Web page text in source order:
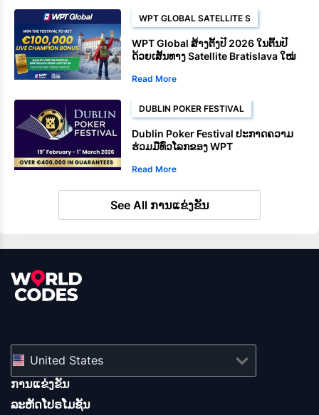
WPT GLOBAL SATELLITE S
WPT Global ສ້າງຕັ້ງປີ 2026 ໃນຕົ້ນປີ
ດ້ວຍເສັ້ນທາງ Satellite Bratislava ໃໝ່
Read More
DUBLIN POKER FESTIVAL
Dublin Poker Festival ປະກາດຄວາມ
ຮ່ວມມືທົ່ວໂລກຂອງ WPT
Read More
See All ການແຂ່ງຂັນ
United States
ການແຂ່ງຂັນ
ລະຫັດໂປຣໂມຊັນ